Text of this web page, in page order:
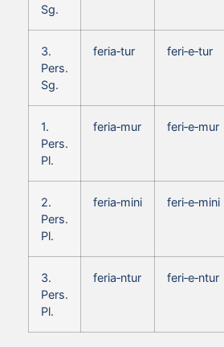
Sg.
3.
Pers.
Sg.
feria‑tur feri‑e‑tur
1.
Pers.
Pl.
feria‑mur feri‑e‑mur
2.
Pers.
Pl.
feria‑mini feri‑e‑mini
3.
Pers.
Pl.
feria‑ntur feri‑e‑ntur